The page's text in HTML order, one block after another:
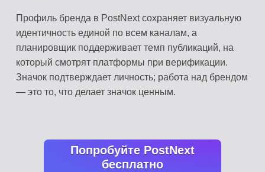
Профиль бренда в PostNext сохраняет визуальную
идентичность единой по всем каналам, а
планировщик поддерживает темп публикаций, на
который смотрят платформы при верификации.
Значок подтверждает личность; работа над брендом
— это то, что делает значок ценным.
Попробуйте PostNext
бесплатно